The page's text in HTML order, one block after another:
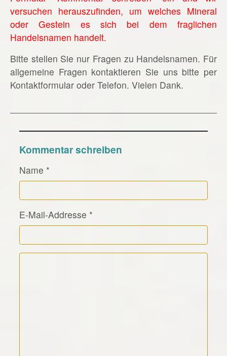
versuchen herauszufinden, um welches Mineral
oder Gestein es sich bei dem fraglichen
Handelsnamen handelt.
Bitte stellen Sie nur Fragen zu Handelsnamen. Für
allgemeine Fragen kontaktieren Sie uns bitte per
Kontaktformular oder Telefon. Vielen Dank.
Kommentar schreiben
Name *
E-Mail-Addresse *
Kommentar Text